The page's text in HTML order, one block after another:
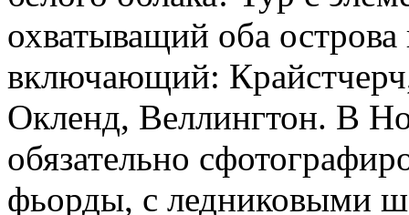
охватыващий оба
включающий:
Окленд, Веллингтон. В
обязательно
фьорды, с ледниковыми